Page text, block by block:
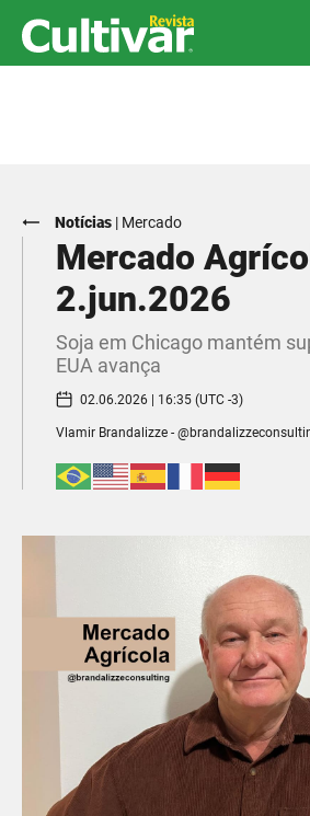
Notícias | Mercado
Mercado
2.jun.2026
Soja em Chicago mantém
EUA avança
02.06.2026 | 16:35 (UTC -3)
Vlamir Brandalizze -